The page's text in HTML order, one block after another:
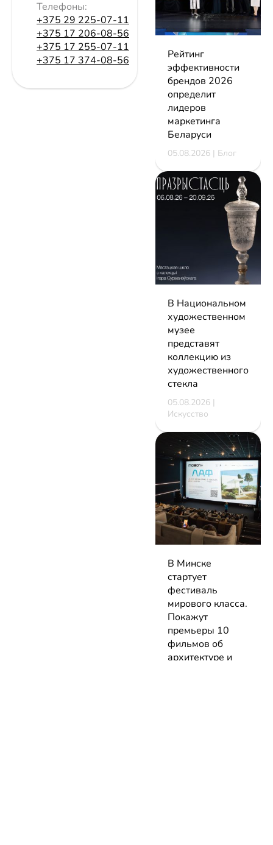
Телефоны:
+375 29 225-07-11
+375 17 206-08-56
+375 17 255-07-11
+375 17 374-08-56
Рейтинг
эффективности
брендов 2026
определит
лидеров
маркетинга
Беларуси
05.08.2026 | Блог
В Национальном
художественном
музее
представят
коллекцию из
художественного
стекла
05.08.2026 |
Искусство
В Минске
стартует
фестиваль
мирового класса.
Покажут
премьеры 10
фильмов об
архитектуре и